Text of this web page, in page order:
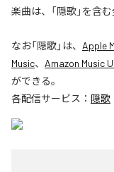
楽曲は、「隠歌」を含
なお「隠歌」は、 Apple
Music、 Amazon Music
ができる。
各配信サービス： 隠歌